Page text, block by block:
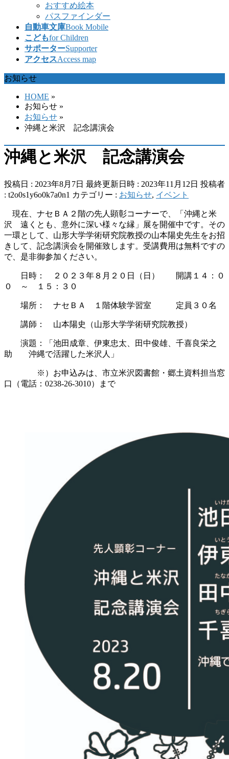
おすすめ絵本
パスファインダー
自動車文庫Book Mobile
こどもfor Children
サポーターSupporter
アクセスAccess map
お知らせ
HOME »
お知らせ »
お知らせ »
沖縄と米沢 記念講演会
沖縄と米沢 記念講演会
投稿日 : 2023年8月7日 最終更新日時 : 2023年11月12日 投稿者
: t2o0s1y6o0k7a0n1 カテゴリー : お知らせ, イベント
現在、ナセＢＡ２階の先人顕彰コーナーで、「沖縄と米
沢 遠くとも、意外に深い様々な縁」展を開催中です。その
一環として、山形大学学術研究院教授の山本陽史先生をお招
きして、記念講演会を開催致します。受講費用は無料ですの
で、是非御参加ください。
日時： ２０２３年８月２０日（日） 開講１４：０
０ ～ １５：３０
場所： ナセＢＡ １階体験学習室 定員３０名
講師： 山本陽史（山形大学学術研究院教授）
演題：「池田成章、伊東忠太、田中俊雄、千喜良栄之
助 沖縄で活躍した米沢人」
※）お申込みは、市立米沢図書館・郷土資料担当窓
口（電話：0238-26-3010）まで